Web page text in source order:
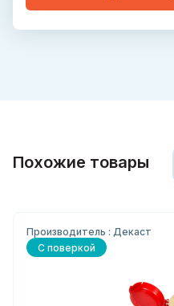
Похожие товары
Производитель : Декаст
С поверкой